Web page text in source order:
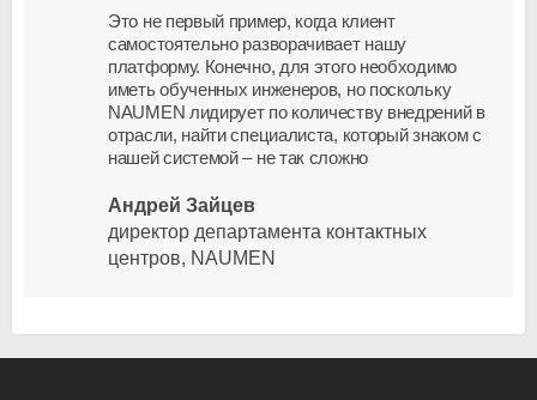
Это не первый пример, когда клиент
самостоятельно разворачивает нашу
платформу. Конечно, для этого необходимо
иметь обученных инженеров, но поскольку
NAUMEN лидирует по количеству внедрений в
отрасли, найти специалиста, который знаком с
нашей системой – не так сложно
Андрей Зайцев
директор департамента контактных
центров, NAUMEN